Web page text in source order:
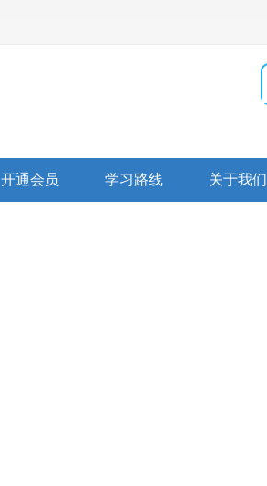
开通会员 学习路线 关于我们